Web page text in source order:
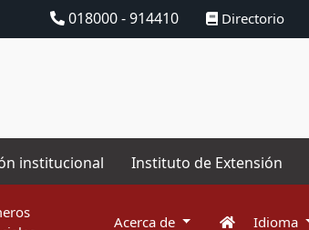
018000 - 914410 Directorio
institucional Instituto de Extensión
Acerca de Idioma